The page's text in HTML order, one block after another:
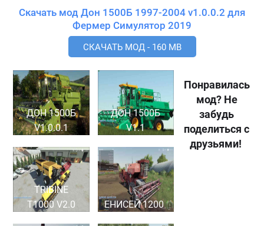
Скачать мод Дон 1500Б 1997-2004 v1.0.0.2 для
Фермер Симулятор 2019
СКАЧАТЬ МОД - 160 MB
ДОН 1500Б
V1.0.0.1
ДОН 1500Б
V1.1
TRIBINE
T1000 V2.0
EНИCEЙ 1200
Понравилась
мод? Не
забудь
поделиться с
друзьями!